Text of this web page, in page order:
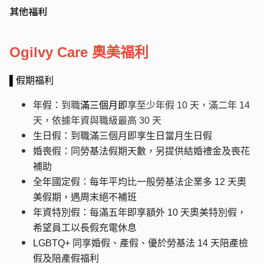
其他福利
Ogilvy Care 奧美福利
▌假期福利
年假： 到職滿三個月即享至少年假 10 天，滿二年 14
天，依據年資與職級最高 30 天
生日假：到職滿三個月即享生日當月生日假
婚喪假：同勞基法假期天數，另提供結婚禮金及喪花
補助
全年國定假：每年平均比一般勞基法企業多 12 天奧
美假期，遇周末絕不補班
年資特別假：每滿五年即享額外 10 天奧美特別假，
希望員工以長假充電休息
LGBTQ+ 同享婚假、產假、優於勞基法 14 天陪產檢
假及陪產假福利